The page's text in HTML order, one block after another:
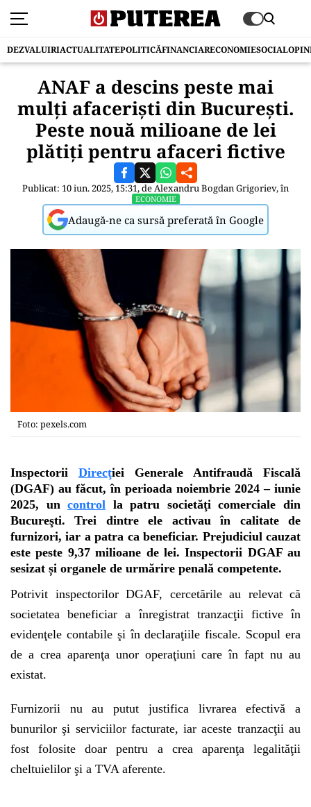
DEZVALUIRIACTUALITATEPOLITICĂFINANCIARECONOMIESOCIAL
ANAF a descins peste mai
mulți afaceriști din București.
Peste nouă milioane de lei
plătiți pentru afaceri fictive
Publicat: 10 iun. 2025, 15:31, deAlexandru Bogdan Grigoriev, în
ECONOMIE
Adaugă-ne ca sursă preferată în Google
Foto: pexels.com
Inspectorii Direcţiei Generale Antifraudă Fiscală
(DGAF) au făcut, în perioada noiembrie 2024 – iunie
2025, uncontrol la patru societăţi comerciale din
Bucureşti. Trei dintre ele activau în calitate de
furnizori, iar a patra ca beneficiar. Prejudiciul cauzat
este peste 9,37 milioane de lei. Inspectorii DGAF au
sesizat și organele de urmărire penală competente.
Potrivit inspectorilor DGAF, cercetările au relevat că
societatea beneficiar a înregistrat tranzacţii fictive în
evidenţele contabile şi în declaraţiile fiscale. Scopul era
de a crea aparenţa unor operaţiuni care în fapt nu au
existat.
Furnizorii nu au putut justifica livrarea efectivă a
bunurilor şi serviciilor facturate, iar aceste tranzacţii au
fost folosite doar pentru a crea aparenţa legalităţii
cheltuielilor şi a TVA aferente.